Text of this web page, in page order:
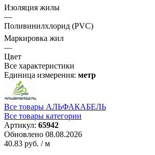
Изоляция жилы
—
Поливинилхлорид (PVC)
Маркировка жил
—
Цвет
Все характеристики
Единица измерения: метр
Все товары АЛЬФАКАБЕЛЬ
Все товары категории
Артикул: 65942
Обновлено 08.08.2026
40.83 руб. / м